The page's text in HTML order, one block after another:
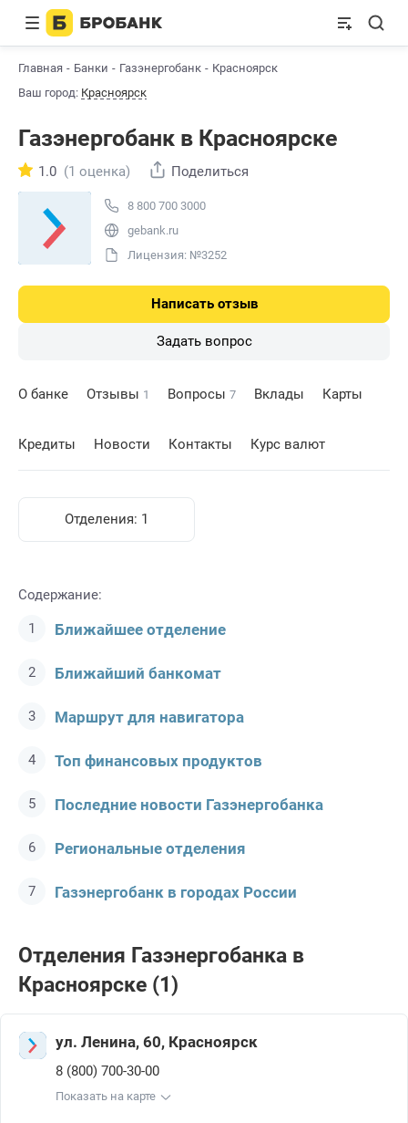
Главная Банки Газэнергобанк
Красноярск
Ваш город: Красноярск
Газэнергобанк в Красноярске
8 800 700 3000
gebank.ru
Лицензия: №3252
1.0 (1 оценка) Поделиться
Написать отзыв
Задать вопрос
О банке Отзывы 1 Вопросы 7 Вклады Карты
Кредиты Новости Контакты Курс валют
Отделения: 1
Содержание:
Ближайшее отделение
Ближайший банкомат
Маршрут для навигатора
Топ финансовых продуктов
Последние новости Газэнергобанкa
Региональные отделения
Газэнергобанк в городах России
Отделения Газэнергобанкa в
Красноярске (1)
ул. Ленина, 60, Красноярск
8 (800) 700-30-00
Показать на карте